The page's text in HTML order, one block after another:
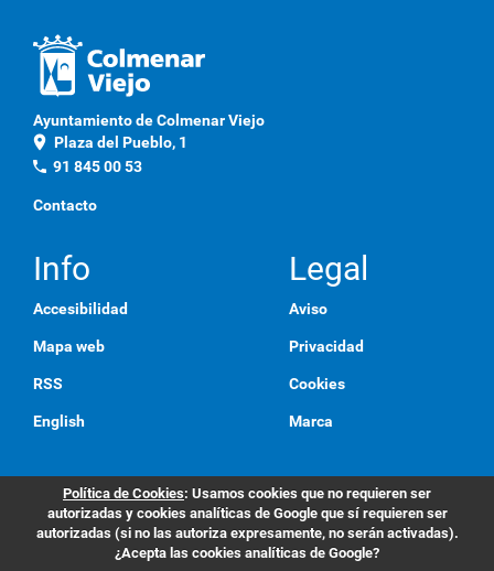
Ayuntamiento de Colmenar Viejo
location_on Plaza del Pueblo, 1
phone 91 845 00 53
Contacto
Info
Accesibilidad
Mapa web
RSS
English
Legal
Aviso
Privacidad
Cookies
Marca
Política de Cookies: Usamos cookies que no requieren ser
autorizadas y cookies analíticas de Google que sí requieren ser
autorizadas (si no las autoriza expresamente, no serán activadas).
¿Acepta las cookies analíticas de Google?